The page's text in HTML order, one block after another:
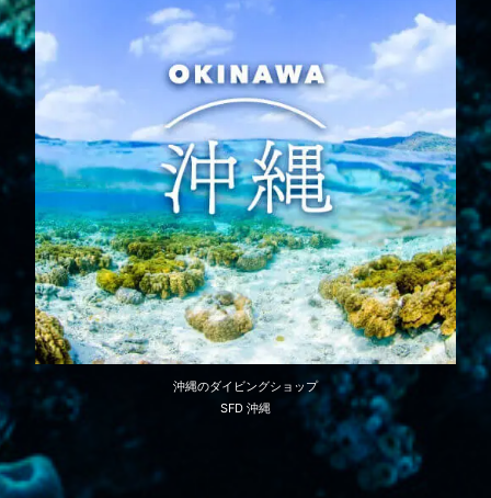
沖縄のダイビングショップ
SFD 沖縄